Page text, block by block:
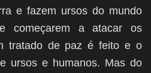
e fazem ursos do mundo
começarem a atacar os
tratado de paz é feito e o
ursos e humanos. Mas do